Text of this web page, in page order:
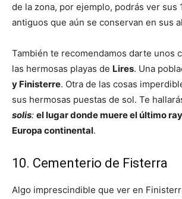
de la zona, por ejemplo, podrás ver sus
antiguos que aún se conservan en sus
También te recomendamos darte unos
las hermosas playas de Lires. Una
y Finisterre. Otra de las cosas
sus hermosas puestas de sol. Te
solis: el lugar donde muere el último
Europa continental.
10. Cementerio de Fisterra
Algo imprescindible que ver en